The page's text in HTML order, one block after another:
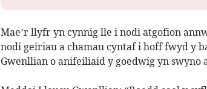
Mae’r llyfr yn cynnig lle i nodi atgofion
nodi geiriau a chamau cyntaf i hoff fwyd y
Gwenllian o anifeiliaid y goedwig yn swyno